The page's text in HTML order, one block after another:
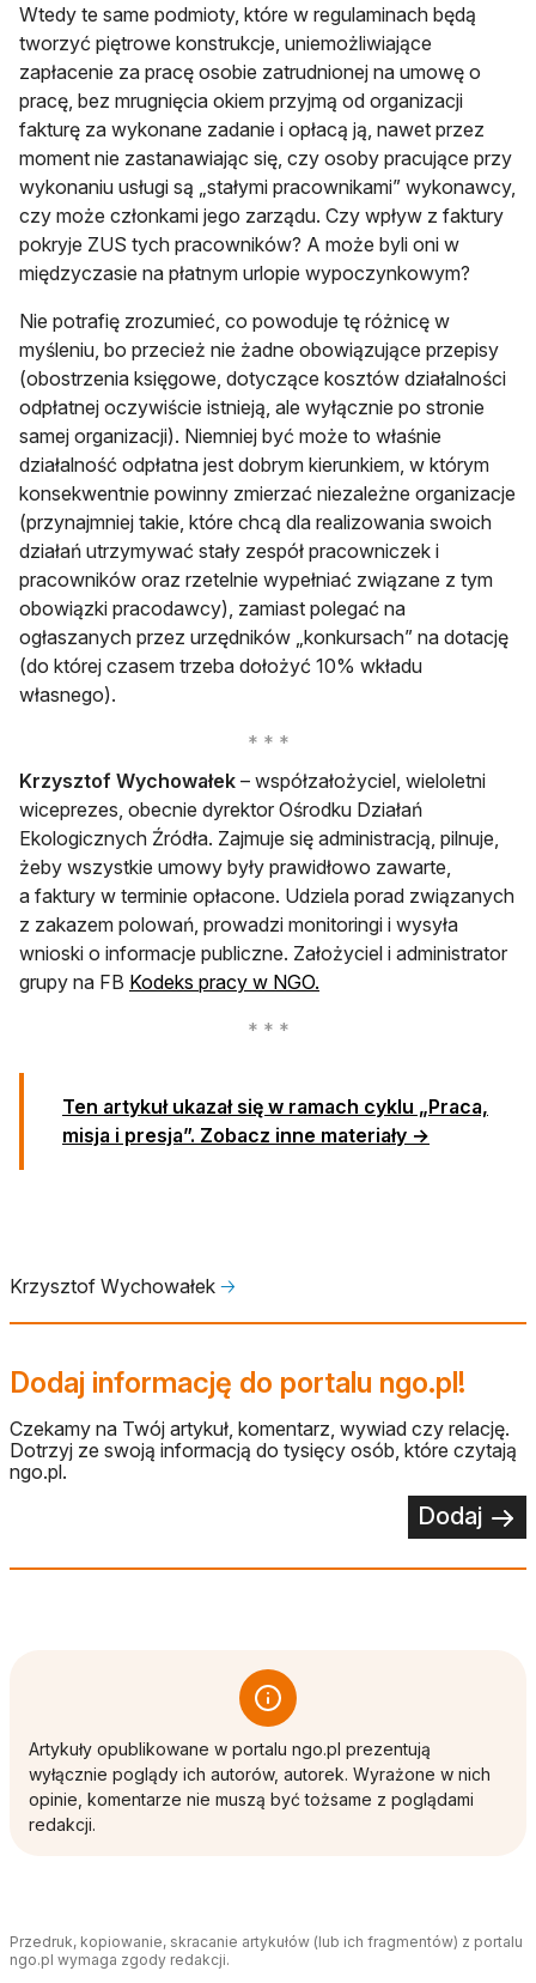
Wtedy te same podmioty, które w regulaminach będą
tworzyć piętrowe konstrukcje, uniemożliwiające
zapłacenie za pracę osobie zatrudnionej na umowę o
pracę, bez mrugnięcia okiem przyjmą od organizacji
fakturę za wykonane zadanie i opłacą ją, nawet przez
moment nie zastanawiając się, czy osoby pracujące przy
wykonaniu usługi są „stałymi pracownikami” wykonawcy,
czy może członkami jego zarządu. Czy wpływ z faktury
pokryje ZUS tych pracowników? A może byli oni w
międzyczasie na płatnym urlopie wypoczynkowym?
Nie potrafię zrozumieć, co powoduje tę różnicę w
myśleniu, bo przecież nie żadne obowiązujące przepisy
(obostrzenia księgowe, dotyczące kosztów działalności
odpłatnej oczywiście istnieją, ale wyłącznie po stronie
samej organizacji). Niemniej być może to właśnie
działalność odpłatna jest dobrym kierunkiem, w którym
konsekwentnie powinny zmierzać niezależne organizacje
(przynajmniej takie, które chcą dla realizowania swoich
działań utrzymywać stały zespół pracowniczek i
pracowników oraz rzetelnie wypełniać związane z tym
obowiązki pracodawcy), zamiast polegać na
ogłaszanych przez urzędników „konkursach” na dotację
(do której czasem trzeba dołożyć 10% wkładu
własnego).
Krzysztof Wychowałek – współzałożyciel, wieloletni
wiceprezes, obecnie dyrektor Ośrodku Działań
Ekologicznych Źródła. Zajmuje się administracją, pilnuje,
żeby wszystkie umowy były prawidłowo zawarte,
a faktury w terminie opłacone. Udziela porad związanych
z zakazem polowań, prowadzi monitoringi i wysyła
wnioski o informacje publiczne. Założyciel i administrator
grupy na FB Kodeks pracy w NGO.
Ten artykuł ukazał się w ramach cyklu „Praca,
misja i presja”. Zobacz inne materiały →
Krzysztof Wychowałek 🡢
Dodaj informację do portalu ngo.pl!
Czekamy na Twój artykuł, komentarz, wywiad czy relację.
Dotrzyj ze swoją informacją do tysięcy osób, które czytają
ngo.pl.
Dodaj
Artykuły opublikowane w portalu ngo.pl prezentują
wyłącznie poglądy ich autorów, autorek. Wyrażone w nich
opinie, komentarze nie muszą być tożsame z poglądami
redakcji.
Przedruk, kopiowanie, skracanie artykułów (lub ich fragmentów) z portalu
ngo.pl wymaga zgody redakcji.